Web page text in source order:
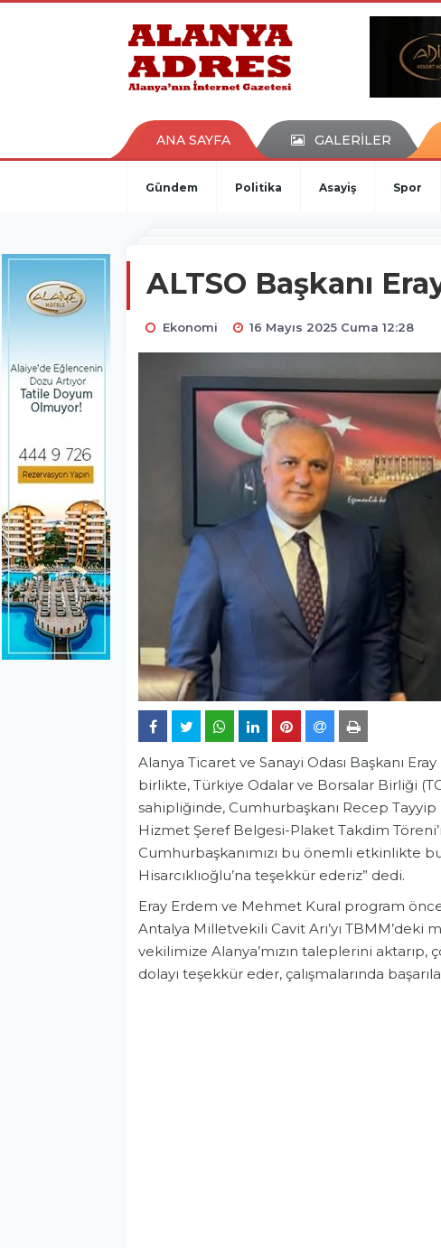
kaçak bahis
porno izle
ANA SAYFA GALERİLER
Gündem Politika Asayiş Spor
ALTSO Başkanı
Ekonomi 16 Mayıs 2025 Cuma 12:28
Alanya Ticaret ve Sanayi Odası Başkanı
birlikte, Türkiye Odalar ve Borsalar Birliği
sahipliğinde, Cumhurbaşkanı Recep Tayyip
Hizmet Şeref Belgesi-Plaket Takdim
Cumhurbaşkanımızı bu önemli etkinlikte
Hisarcıklıoğlu’na teşekkür ederiz” dedi.
Eray Erdem ve Mehmet Kural program
Antalya Milletvekili Cavit Arı’yı TBMM’deki
vekilimize Alanya’mızın taleplerini aktarıp,
dolayı teşekkür eder, çalışmalarında